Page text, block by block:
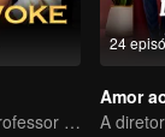
Um jovem professor astuto se apaixona por uma cantora misteriosa
24
Amor